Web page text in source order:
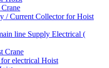
/ Current Collector for Hoist
line Supply Electrical (
Crane
for electrical Hoist